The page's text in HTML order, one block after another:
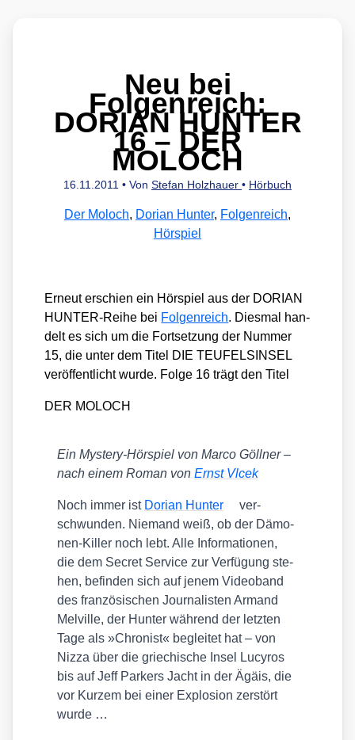
Neu bei
Folgenreich:
DORIAN HUNTER
16 – DER
MOLOCH
16.11.2011 • Von Stefan Holzhauer • Hörbuch
Der Moloch, Dorian Hunter, Folgenreich,
Hörspiel
Erneut erschien ein Hör­spiel aus der DORIAN
HUN­TER-Rei­he bei Fol­gen­reich. Dies­mal han­
delt es sich um die Fort­set­zung der Num­mer
15, die unter dem Titel DIE TEUFELSINSEL
ver­öf­fent­licht wur­de. Fol­ge 16 trägt den Titel
DER MOLOCH
Ein Mys­tery-Hör­spiel von Mar­co Göll­ner –
nach einem Roman vonErnst Vlcek
Noch immer ist Dori­an Hun­ter
ver­
schwun­den. Nie­mand weiß, ob der Dämo­
nen-Kil­ler noch lebt. Alle Infor­ma­tio­nen,
die dem Secret Ser­vice zur Ver­fü­gung ste­
hen, befin­den sich auf jenem Video­band
des fran­zö­si­schen Jour­na­lis­ten Armand
Mel­ville, der Hun­ter wäh­rend der letz­ten
Tage als »Chro­nist« beglei­tet hat – von
Niz­za über die grie­chi­sche Insel Lucy­ros
bis auf Jeff Par­kers Jacht in der Ägä­is, die
vor Kur­zem bei einer Explo­si­on zer­stört
wur­de …